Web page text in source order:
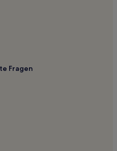
Präfektur Yamaguchi
Fragen